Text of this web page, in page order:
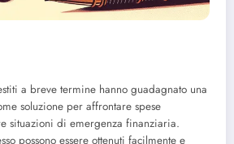
a breve termine hanno guadagnato una
soluzione per affrontare spese
situazioni di emergenza finanziaria.
possono essere ottenuti facilmente e